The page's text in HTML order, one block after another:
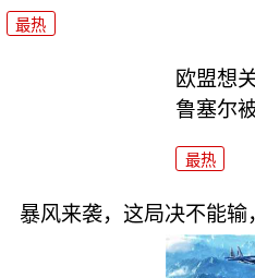
最热
欧盟想
鲁塞尔
最热
暴风来袭，这局决不能